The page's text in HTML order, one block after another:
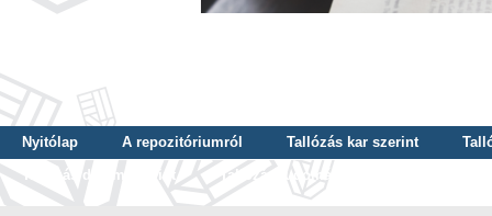
Nyitólap A repozitóriumról Tallózás kar szerint
Tallózás dátum szerint
Tallózás tudományterület szerint